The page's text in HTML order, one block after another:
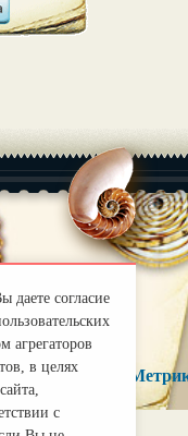
даете согласие
агрегаторов
в целях
с